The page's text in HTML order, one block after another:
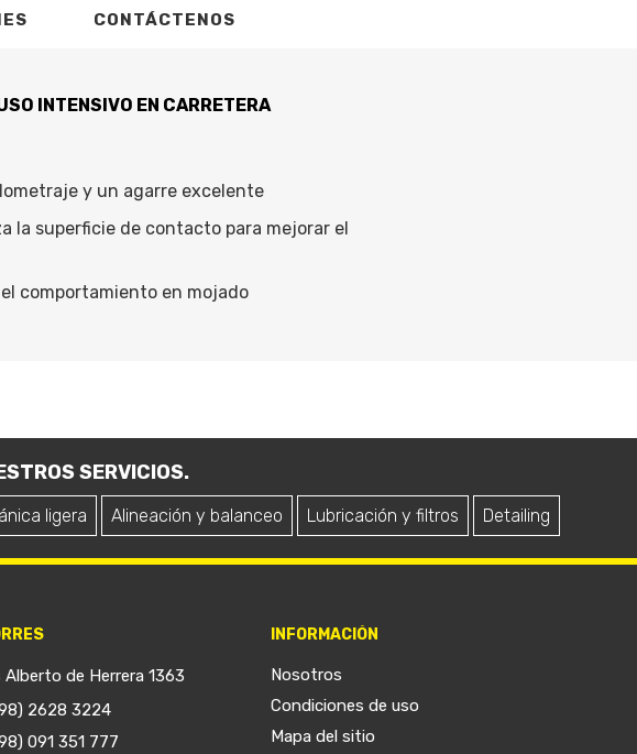
CONTÁCTENOS
INTENSIVO EN CARRETERA
y un agarre excelente
la superficie de contacto para mejorar el
comportamiento en mojado
SERVICIOS.
ligera Alineación y balanceo Lubricación y filtros Detailing
Alberto de Herrera 1363
2628 3224
091 351 777
INFORMACIÓN
Nosotros
Condiciones de uso
Mapa del sitio